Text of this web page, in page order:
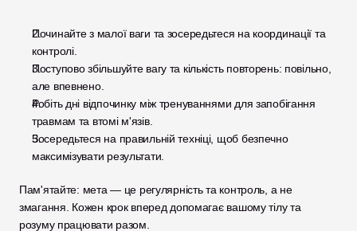
Починайте з малої ваги та зосередьтеся на координації та
контролі.
Поступово збільшуйте вагу та кількість повторень: повільно,
але впевнено.
Робіть дні відпочинку між тренуваннями для запобігання
травмам та втомі м'язів.
Зосередьтеся на правильній техніці, щоб безпечно
максимізувати результати.
Пам'ятайте: мета — це регулярність та контроль, а не
змагання. Кожен крок вперед допомагає вашому тілу та
розуму працювати разом.